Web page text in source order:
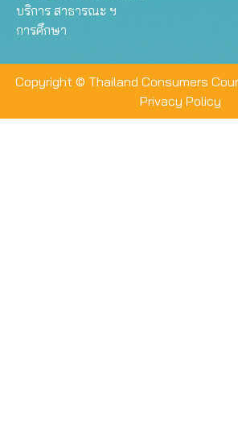
บริการ สาธารณะ ฯ
การศึกษา
Copyright © Thailand Consumers
Privacy Policy